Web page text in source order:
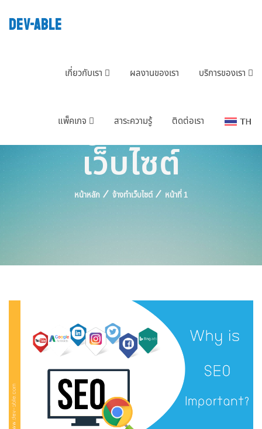
DEV-ABLE
เกี่ยวกับเรา ผลงานของเรา บริการของเรา
แพ็คเกจ สาระความรู้ ติดต่อเรา
Tag : จ้างทำ
เว็บไซต์
หน้าหลัก จ้างทำเว็บไซต์ หน้าที่ 1